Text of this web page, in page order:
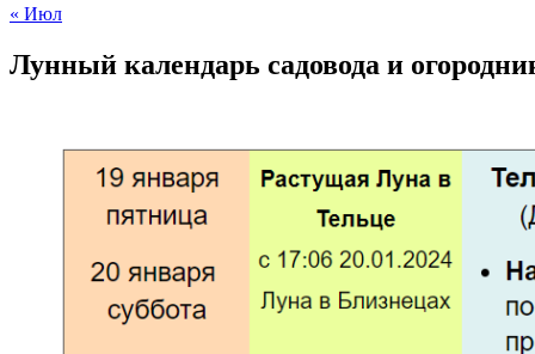
« Июл
Лунный календарь садовода и